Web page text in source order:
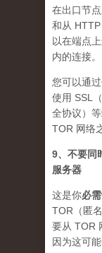
在出口节
和从
以在端点
内的连接。
您可以通
使用 SSL
全协议）
TOR 网络
9、不要同
服务器
这是你必
TOR（匿
要从 TOR
因为这可